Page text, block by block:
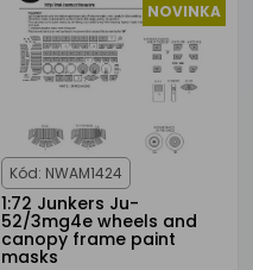
NOVINKA
Kód: NWAM1424
1:72 Junkers Ju-
52/3mg4e wheels and
canopy frame paint
masks